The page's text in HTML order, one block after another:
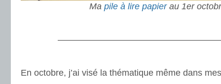
Ma pile à lire papierau 1er
En octobre, j’ai visé la thématique même dans